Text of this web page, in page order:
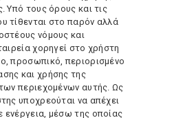
Υπό τους όρους και τις
τίθενται στο παρόν αλλά
νόμους και
χορηγεί στο χρήστη
προσωπικό, περιορισμένο
και χρήσης της
περιεχομένων αυτής. Ως
υποχρεούται να απέχει
ενέργεια, μέσω της οποίας